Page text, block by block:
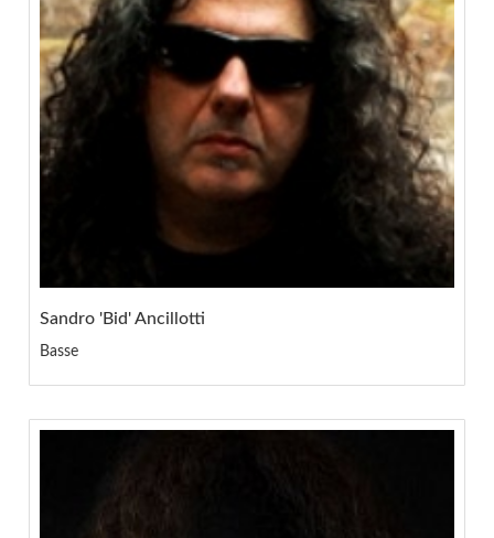
Sandro 'Bid' Ancillotti
Basse